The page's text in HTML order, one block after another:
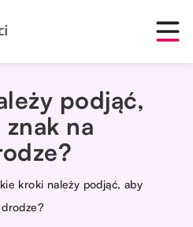
podjąć,
na
kroki należy podjąć, aby